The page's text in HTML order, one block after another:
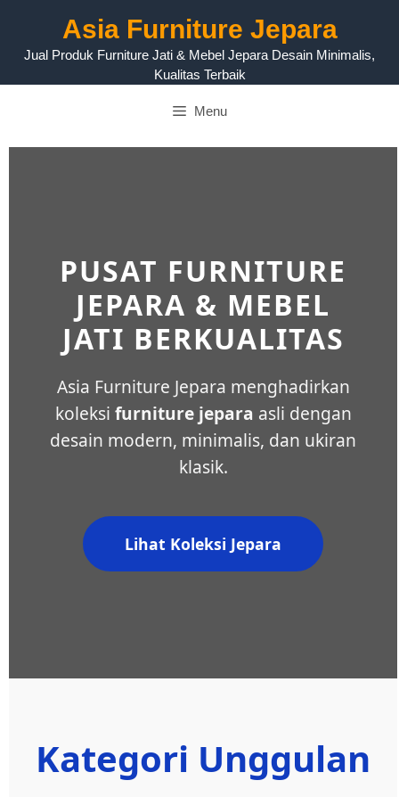
Asia Furniture Jepara
Jual Produk Furniture Jati & Mebel Jepara Desain Minimalis,
Kualitas Terbaik
Menu
PUSAT FURNITURE
JEPARA & MEBEL
JATI BERKUALITAS
Asia Furniture Jepara menghadirkan
koleksi furniture jepara asli dengan
desain modern, minimalis, dan ukiran
klasik.
Lihat Koleksi Jepara
Kategori Unggulan